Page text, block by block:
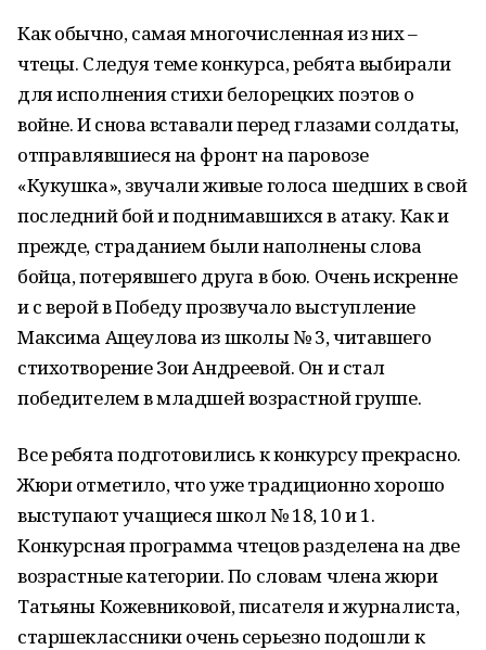
Как обычно, самая многочисленная из них –
чтецы. Следуя теме конкурса, ребята выбирали
для исполнения стихи белорецких поэтов о
войне. И снова вставали перед глазами солдаты,
отправлявшиеся на фронт на паровозе
«Кукушка», звучали живые голоса шедших в свой
последний бой и поднимавшихся в атаку. Как и
прежде, страданием были наполнены слова
бойца, потерявшего друга в бою. Очень искренне
и с верой в Победу прозвучало выступление
Максима Ащеулова из школы № 3, читавшего
стихотворение Зои Андреевой. Он и стал
победителем в младшей возрастной группе.
Все ребята подготовились к конкурсу прекрасно.
Жюри отметило, что уже традиционно хорошо
выступают учащиеся школ № 18, 10 и 1.
Конкурсная программа чтецов разделена на две
возрастные категории. По словам члена жюри
Татьяны Кожевниковой, писателя и журналиста,
старшеклассники очень серьезно подошли к